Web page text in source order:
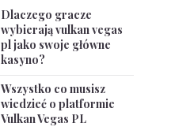
Dlaczego gracze
wybierają vulkan vegas
pl jako swoje główne
kasyno?
Wszystko co musisz
wiedzieć o platformie
Vulkan Vegas PL